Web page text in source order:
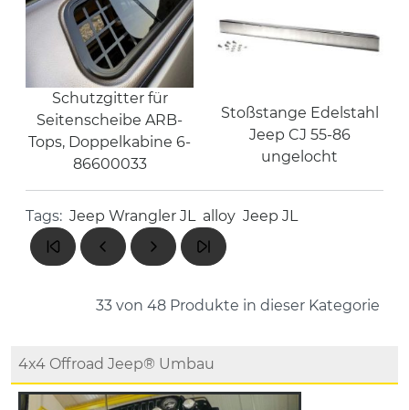
Schutzgitter für
Seitenscheibe ARB-
Tops, Doppelkabine 6-
86600033
Stoßstange Edelstahl
Jeep CJ 55-86
ungelocht
Tags: Jeep Wrangler JL alloy Jeep JL
33 von 48 Produkte in dieser Kategorie
4x4 Offroad Jeep® Umbau